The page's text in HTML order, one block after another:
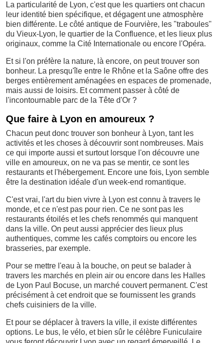
La particularité de Lyon, c'est que les quartiers ont chacun
leur identité bien spécifique, et dégagent une atmosphère
bien différente. Le côté antique de Fourvière, les "traboules"
du Vieux-Lyon, le quartier de la Confluence, et les lieux plus
originaux, comme la Cité Internationale ou encore l'Opéra.
Et si l'on préfère la nature, là encore, on peut trouver son
bonheur. La presqu'île entre le Rhône et la Saône offre des
berges entièrement aménagées en espaces de promenade,
mais aussi de loisirs. Et comment passer à côté de
l'incontournable parc de la Tête d'Or ?
Que faire à Lyon en amoureux ?
Chacun peut donc trouver son bonheur à Lyon, tant les
activités et les choses à découvrir sont nombreuses. Mais
ce qui importe aussi et surtout lorsque l'on découvre une
ville en amoureux, on ne va pas se mentir, ce sont les
restaurants et l'hébergement. Encore une fois, Lyon semble
être la destination idéale d'un week-end romantique.
C'est vrai, l'art du bien vivre à Lyon est connu à travers le
monde, et ce n'est pas pour rien. Ce ne sont pas les
restaurants étoilés et les chefs renommés qui manquent
dans la ville. On peut aussi apprécier des lieux plus
authentiques, comme les cafés comptoirs ou encore les
brasseries, par exemple.
Pour se mettre l'eau à la bouche, on peut se balader à
travers les marchés en plein air ou encore dans les Halles
de Lyon Paul Bocuse, un marché couvert permanent. C'est
précisément à cet endroit que se fournissent les grands
chefs cuisiniers de la ville.
Et pour se déplacer à travers la ville, il existe différentes
options. Le bus, le vélo, et bien sûr le célèbre Funiculaire